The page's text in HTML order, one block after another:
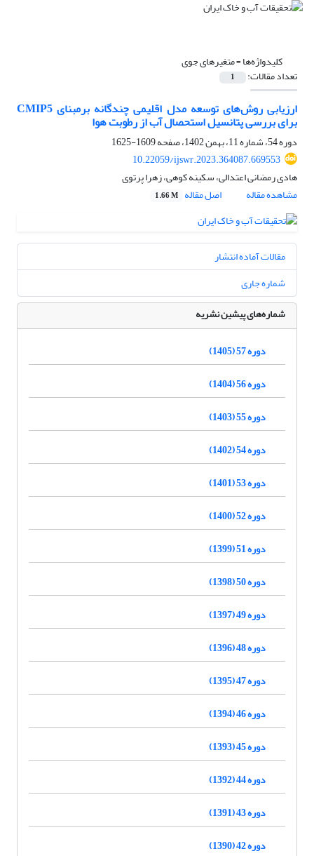
کلیدواژه‌ها =متغیرهای جوی
تعداد مقالات: 1
ارزیابی روش‌های توسعه مدل اقلیمی چندگانه برمبنای CMIP5
برای بررسی پتانسیل استحصال آب از رطوبت هوا
دوره 54، شماره 11، بهمن 1402، صفحه
1609-1625
10.22059/ijswr.2023.364087.669553
هادی رمضانی اعتدالی، سکینه کوهی، زهرا پرتوی
مشاهده مقاله
اصل مقاله 1.66 M
مقالات آماده انتشار
شماره جاری
شماره‌های پیشین نشریه
دوره 57 (1405)
دوره 56 (1404)
دوره 55 (1403)
دوره 54 (1402)
دوره 53 (1401)
دوره 52 (1400)
دوره 51 (1399)
دوره 50 (1398)
دوره 49 (1397)
دوره 48 (1396)
دوره 47 (1395)
دوره 46 (1394)
دوره 45 (1393)
دوره 44 (1392)
دوره 43 (1391)
دوره 42 (1390)